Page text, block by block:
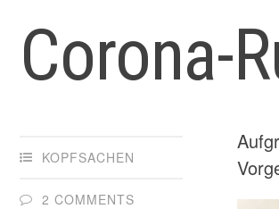
Corona-
KOPFSACHEN
2 COMMENTS